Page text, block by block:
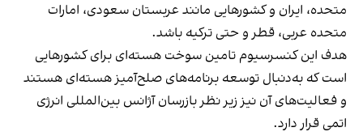
متحده، ایران و کشورهایی مانند عربستان سعودی، امارات
متحده عربی، قطر و حتی ترکیه باشد.
هدف این کنسرسیوم تامین سوخت هسته‌ای برای کشورهایی
است که به‌دنبال توسعه برنامه‌های صلح‌آمیز هسته‌ای هستند
و فعالیت‌های آن نیز زیر نظر بازرسان آژانس بین‌المللی انرژی
اتمی قرار دارد.